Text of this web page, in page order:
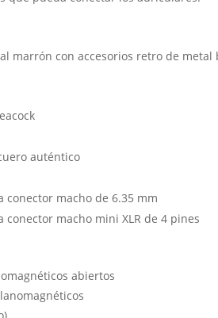
marrón con accesorios retro de
auténtico
macho de 6.35 mm
macho mini XLR de 4 pines
abiertos